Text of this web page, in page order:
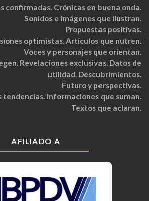
confirmadas. Crónicas en buena onda.
Sonidos e imágenes que ilustran.
Propuestas positivas.
optimistas. Artículos que nutren.
Voces y personajes que orientan.
Revelaciones exclusivas. Datos de
utilidad. Descubrimientos.
Futuro y perspectivas.
tendencias. Informaciones que suman.
Textos que aclaran.
AFILIADO A